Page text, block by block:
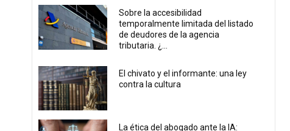
Sobre la accesibilidad
temporalmente limitada del listado
de deudores de la agencia
tributaria. ¿...
El chivato y el informante: una ley
contra la cultura
La ética del abogado ante la IA: